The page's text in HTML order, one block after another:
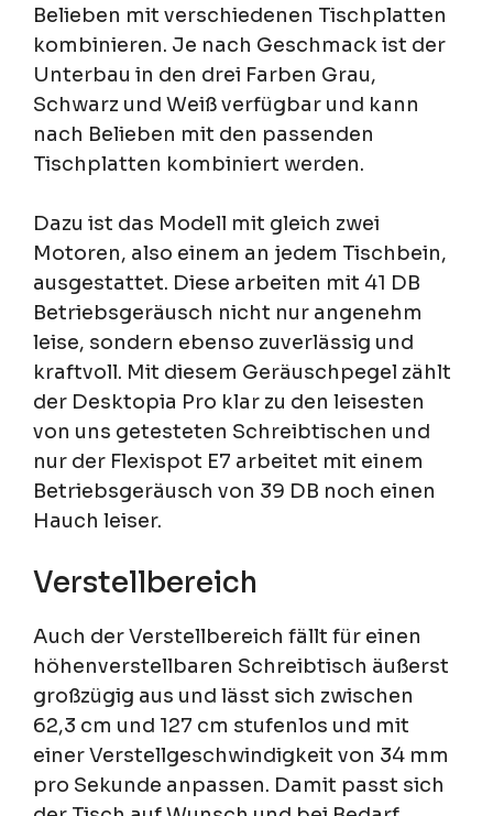
Belieben mit verschiedenen Tischplatten
kombinieren. Je nach Geschmack ist der
Unterbau in den drei Farben Grau,
Schwarz und Weiß verfügbar und kann
nach Belieben mit den passenden
Tischplatten kombiniert werden.
Dazu ist das Modell mit gleich zwei
Motoren, also einem an jedem Tischbein,
ausgestattet. Diese arbeiten mit 41 DB
Betriebsgeräusch nicht nur angenehm
leise, sondern ebenso zuverlässig und
kraftvoll. Mit diesem Geräuschpegel zählt
der Desktopia Pro klar zu den leisesten
von uns getesteten Schreibtischen und
nur der Flexispot E7 arbeitet mit einem
Betriebsgeräusch von 39 DB noch einen
Hauch leiser.
Verstellbereich
Auch der Verstellbereich fällt für einen
höhenverstellbaren Schreibtisch äußerst
großzügig aus und lässt sich zwischen
62,3 cm und 127 cm stufenlos und mit
einer Verstellgeschwindigkeit von 34 mm
pro Sekunde anpassen. Damit passt sich